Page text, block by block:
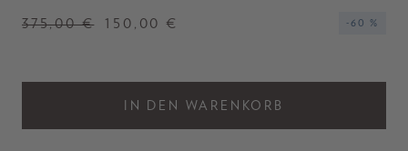
375,00 € 150,00 € -60 %
IN DEN WARENKORB